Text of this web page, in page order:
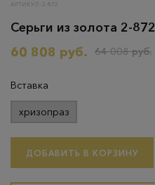
АРТИКУЛ: 2-872
Серьги из золота 2-872
60 808 руб.
64 008 руб.
Вставка
хризопраз
ДОБАВИТЬ В КОРЗИНУ